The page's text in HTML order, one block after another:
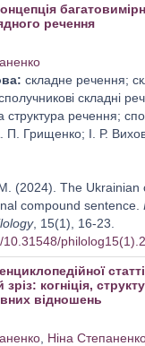
речення
складне речення;
складні
структура речення;
П. Грищенко; І. Р.
(2024). The Ukrainian
compound sentence.
, 15(1), 16-23.
зріз: когніція,
відношень
, Ніна